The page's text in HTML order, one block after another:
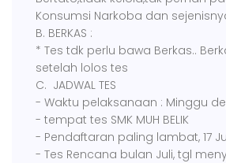
Konsumsi Narkoba dan
B. BERKAS :
* Tes tdk perlu bawa Berkas..
setelah lolos tes
C. JADWAL TES
- Waktu pelaksanaan : Minggu
- tempat tes SMK MUH BELIK
- Pendaftaran paling lambat, 17
- Tes Rencana bulan Juli, tgl